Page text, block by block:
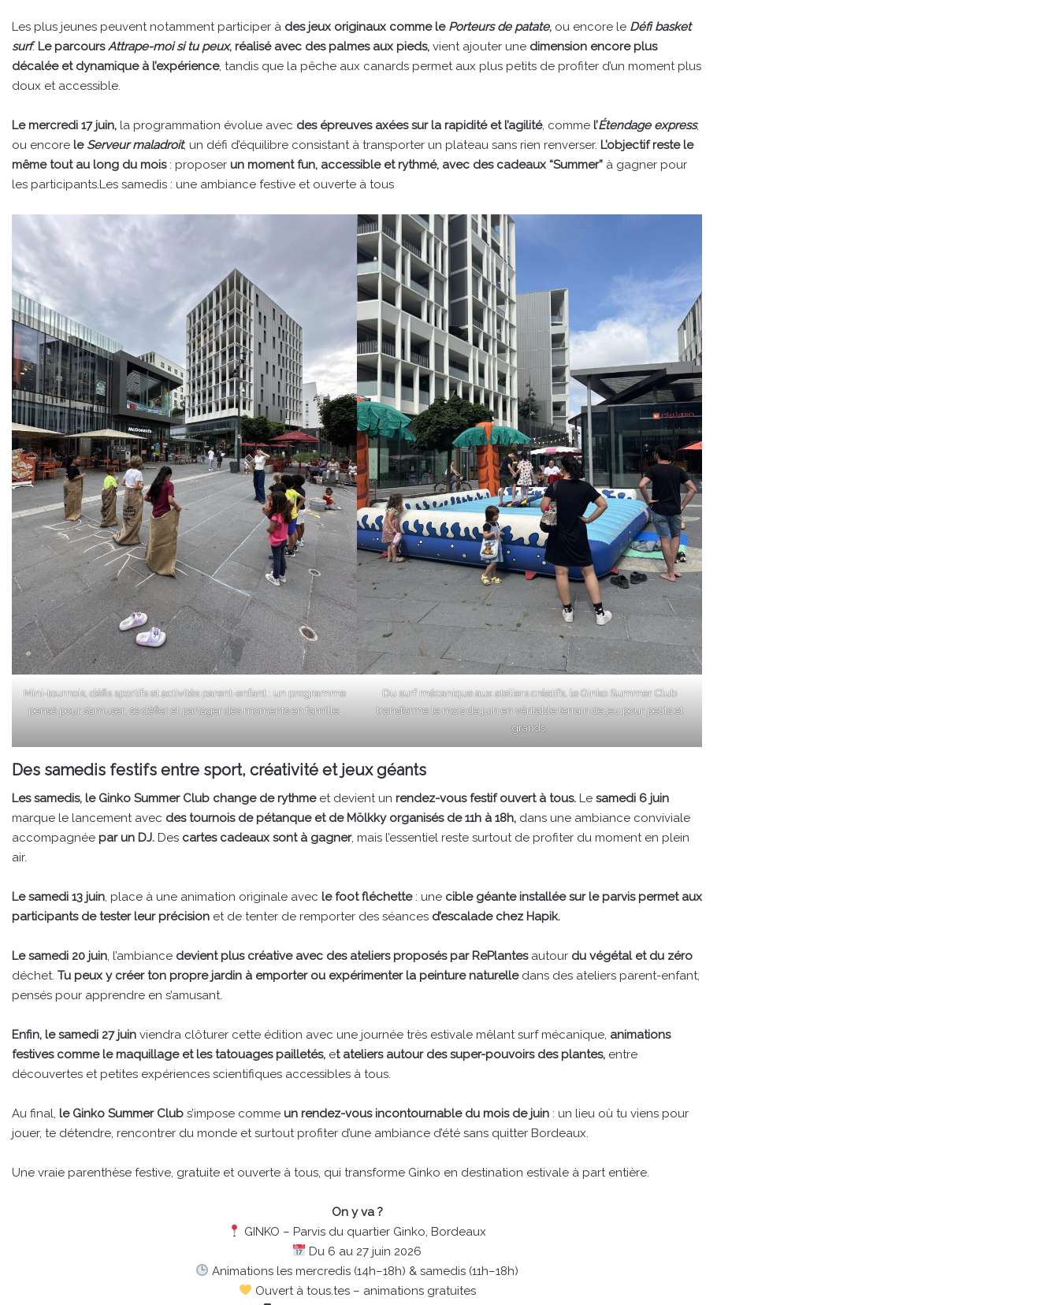
Les plus jeunes peuvent notamment participer à des jeux originaux comme le Porteurs de patate, ou encore le Défi basket
surf. Le parcoursAttrape-moi si tu peux, réalisé avec des palmes aux pieds, vient ajouter une dimension encore plus
décalée et dynamique à l’expérience, tandis que la pêche aux canards permet aux plus petits de profiter d’un moment plus
doux et accessible.
Le mercredi 17 juin, la programmation évolue avec des épreuves axées sur la rapidité et l’agilité, comme l’Étendage express,
ou encore le Serveur maladroit, un défi d’équilibre consistant à transporter un plateau sans rien renverser. L’objectif reste le
même tout au long du mois : proposer un moment fun, accessible et rythmé, avec des cadeaux “Summer” à gagner pour
les participants.Les samedis : une ambiance festive et ouverte à tous
Mini-tournois, défis sportifs et activités parent-enfant : un programme
pensé pour s’amuser, se défier et partager des moments en famille.
Du surf mécanique aux ateliers créatifs, le Ginko Summer Club
transforme le mois de juin en véritable terrain de jeu pour petits et
grands.
Des samedis festifs entre sport, créativité et jeux géants
Les samedis, le Ginko Summer Club change de rythmeet devient un rendez-vous festif ouvert à tous. Le samedi 6 juin
marque le lancement avec des tournois de pétanque et de Mölkky organisés de 11h à 18h, dans une ambiance conviviale
accompagnée par un DJ. Des cartes cadeaux sont à gagner, mais l’essentiel reste surtout de profiter du moment en plein
air.
Le samedi 13 juin, place à une animation originale avec le foot fléchette: une cible géante installée sur le parvis permet aux
participants de tester leur précision et de tenter de remporter des séances d’escalade chez Hapik.
Le samedi 20 juin, l’ambiance devient plus créative avec des ateliers proposés par RePlantes autour du végétal et du zéro
déchet. Tu peux y créer ton propre jardin à emporter ou expérimenter la peinture naturelledans des ateliers parent-enfant,
pensés pour apprendre en s’amusant.
Enfin, le samedi 27 juin viendra clôturer cette édition avec une journée très estivale mêlant surf mécanique, animations
festives comme le maquillage et les tatouages pailletés, et ateliers autour des super-pouvoirs des plantes, entre
découvertes et petites expériences scientifiques accessibles à tous.
Au final, le Ginko Summer Club s’impose comme un rendez-vous incontournable du mois de juin : un lieu où tu viens pour
jouer, te détendre, rencontrer du monde et surtout profiter d’une ambiance d’été sans quitter Bordeaux.
Une vraie parenthèse festive, gratuite et ouverte à tous, qui transforme Ginko en destination estivale à part entière.
On y va ?
GINKO – Parvis du quartier Ginko, Bordeaux
Du 6 au 27 juin 2026
Animations les mercredis (14h–18h) & samedis (11h–18h)
Ouvert à tous.tes – animations gratuites